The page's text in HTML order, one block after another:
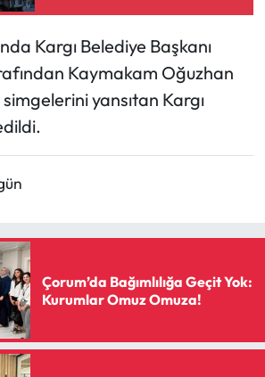
Kargı Belediye Başkanı
Kaymakam Oğuzhan
yansıtan Kargı
Çorum’da Bağımlılığa Geçit Yok:
Kurumlar Omuz Omuza!